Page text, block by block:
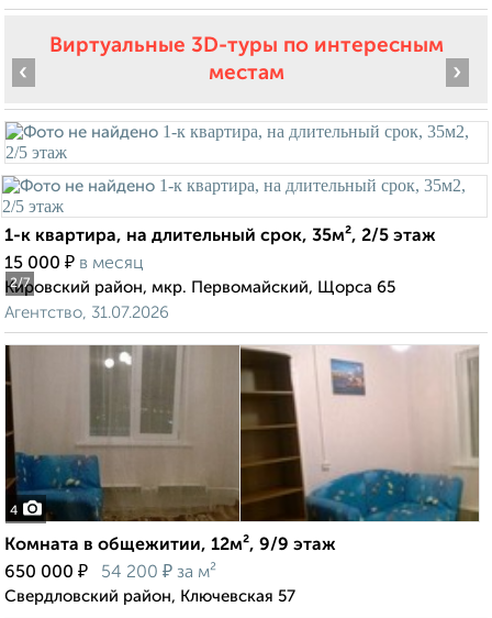
Виртуальные 3D-туры по интересным
местам
2/7
‹ ›
1-к квартира, на длительный срок, 35м², 2/5 этаж
15 000 ₽ в месяц
Кировский район, мкр. Первомайский, Щорса 65
Агентство, 31.07.2026
4
Комната в общежитии, 12м², 9/9 этаж
650 000 ₽ 54 200 ₽ за м²
Свердловский район, Ключевская 57